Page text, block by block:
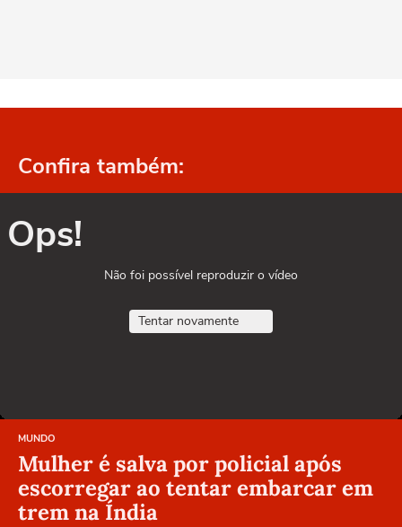
Confira também:
Ops!
Não foi possível reproduzir o vídeo
Tentar novamente
MUNDO
Mulher é salva por policial após
escorregar ao tentar embarcar em
trem na Índia